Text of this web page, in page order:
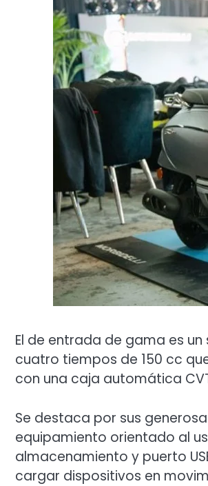
El de entrada de gama es
cuatro tiempos de 150 cc
con una caja automática
Se destaca por sus
equipamiento orientado al
almacenamiento y puerto
cargar dispositivos en